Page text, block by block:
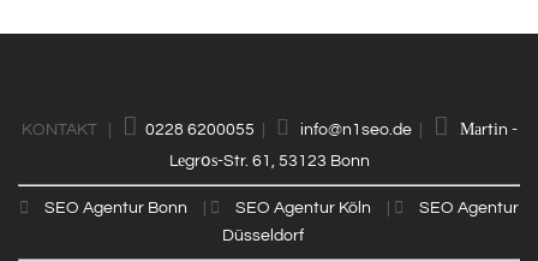
KONTAKT | 0228 6200055  info@n1seo.de|
 SEO Agentur Bonn  SEO Agentur Köln 
SEO Agentur
Düsseldorf